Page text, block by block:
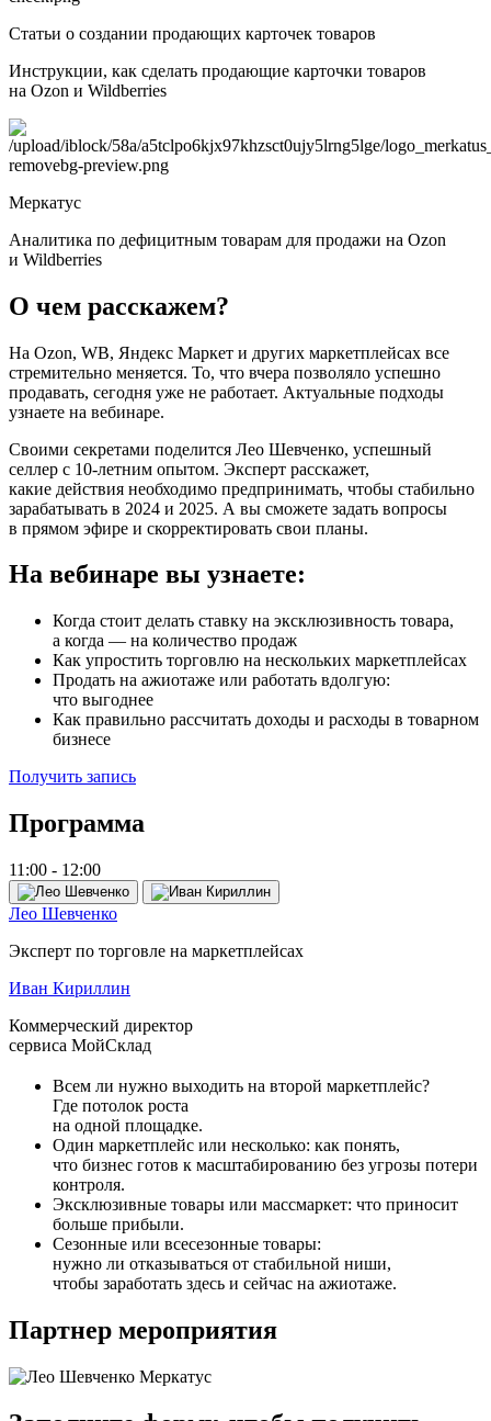
Статьи о создании продающих карточек товаров
Инструкции, как сделать продающие карточки товаров
на Ozon и Wildberries
Меркатус
Аналитика по дефицитным товарам для продажи на Ozon
и Wildberries
О чем расскажем?
На Ozon, WB, Яндекс Маркет и других маркетплейсах все
стремительно меняется. То, что вчера позволяло успешно
продавать, сегодня уже не работает. Актуальные подходы
узнаете на вебинаре.
Своими секретами поделится Лео Шевченко, успешный
селлер с 10‑летним опытом. Эксперт расскажет,
какие действия необходимо предпринимать, чтобы стабильно
зарабатывать в 2024 и 2025. А вы сможете задать вопросы
в прямом эфире и скорректировать свои планы.
На вебинаре вы узнаете:
Когда стоит делать ставку на эксклюзивность товара,
а когда — на количество продаж
Как упростить торговлю на нескольких маркетплейсах
Продать на ажиотаже или работать вдолгую:
что выгоднее
Как правильно рассчитать доходы и расходы в товарном
бизнесе
Получить запись
Программа
11:00 - 12:00
Лео Шевченко
Эксперт по торговле на маркетплейсах
Иван Кириллин
Коммерческий директор
сервиса МойСклад
Всем ли нужно выходить на второй маркетплейс?
Где потолок роста
на одной площадке.
Один маркетплейс или несколько: как понять,
что бизнес готов к масштабированию без угрозы потери
контроля.
Эксклюзивные товары или массмаркет: что приносит
больше прибыли.
Сезонные или всесезонные товары:
нужно ли отказываться от стабильной ниши,
чтобы заработать здесь и сейчас на ажиотаже.
Партнер мероприятия